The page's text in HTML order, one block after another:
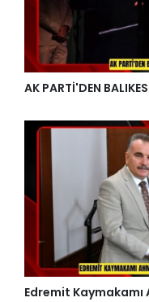
AK PARTİ'DEN
Edremit